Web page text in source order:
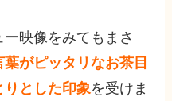
映像をみてもまさ
葉がピッタリなお茶目
りとした印象を受けま